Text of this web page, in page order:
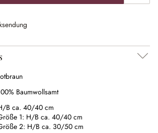
Baumwollsamt
B ca. 40/40 cm
1: H/B ca. 40/40 cm
2: H/B ca. 30/50 cm